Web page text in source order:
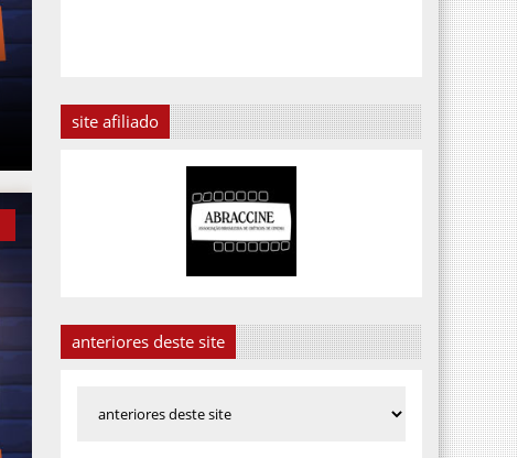
site afiliado
anteriores deste site